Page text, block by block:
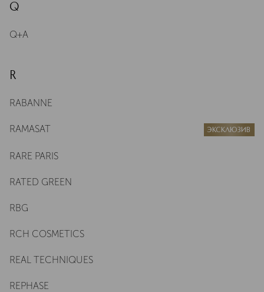
Q
Q+A
R
RABANNE
RAMASAT ЭКСКЛЮЗИВ
RARE PARIS
RATED GREEN
RBG
RCH COSMETICS
REAL TECHNIQUES
REPHASE